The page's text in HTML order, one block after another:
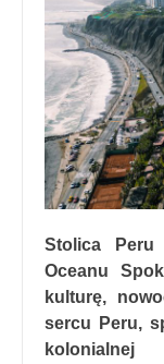
Stolica Peru
Oceanu
kulturę,
sercu Peru,